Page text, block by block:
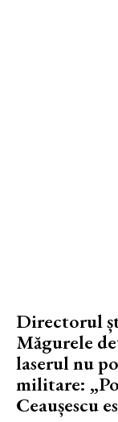
Directorul
Măgurele
laserul nu
militare:
Ceaușescu